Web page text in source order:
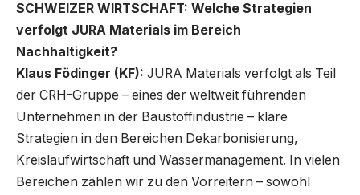
SCHWEIZER WIRTSCHAFT: Welche Strategien
verfolgt JURA Materials im Bereich
Nachhaltigkeit?
Klaus Födinger (KF): JURA Materials verfolgt als Teil
der CRH-Gruppe – eines der weltweit führenden
Unternehmen in der Baustoffindustrie – klare
Strategien in den Bereichen Dekarbonisierung,
Kreislaufwirtschaft und Wassermanagement. In vielen
Bereichen zählen wir zu den Vorreitern – sowohl